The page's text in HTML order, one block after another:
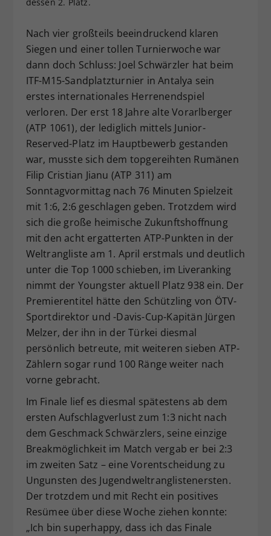
Nach vier großteils beeindruckend klaren
Siegen und einer tollen Turnierwoche war
dann doch Schluss: Joel Schwärzler hat beim
ITF-M15-Sandplatzturnier in Antalya sein
erstes internationales Herrenendspiel
verloren. Der erst 18 Jahre alte Vorarlberger
(ATP 1061), der lediglich mittels Junior-
Reserved-Platz im Hauptbewerb gestanden
war, musste sich dem topgereihten Rumänen
Filip Cristian Jianu (ATP 311) am
Sonntagvormittag nach 76 Minuten Spielzeit
mit 1:6, 2:6 geschlagen geben. Trotzdem wird
sich die große heimische Zukunftshoffnung
mit den acht ergatterten ATP-Punkten in der
Weltrangliste am 1. April erstmals und deutlich
unter die Top 1000 schieben, im Liveranking
nimmt der Youngster aktuell Platz 938 ein. Der
Premierentitel hätte den Schützling von ÖTV-
Sportdirektor und -Davis-Cup-Kapitän Jürgen
Melzer, der ihn in der Türkei diesmal
persönlich betreute, mit weiteren sieben ATP-
Zählern sogar rund 100 Ränge weiter nach
vorne gebracht.
Im Finale lief es diesmal spätestens ab dem
ersten Aufschlagverlust zum 1:3 nicht nach
dem Geschmack Schwärzlers, seine einzige
Breakmöglichkeit im Match vergab er bei 2:3
im zweiten Satz – eine Vorentscheidung zu
Ungunsten des Jugendweltranglistenersten.
Der trotzdem und mit Recht ein positives
Resümee über diese Woche ziehen konnte:
„Ich bin superhappy, dass ich das Finale
Zweck
Einstellungen. Unter anderem eine
historische Speicherung Ihrer
vorgenommen Einstellungen, falls der
Webseiten-Betreiber dies eingestellt
hat.